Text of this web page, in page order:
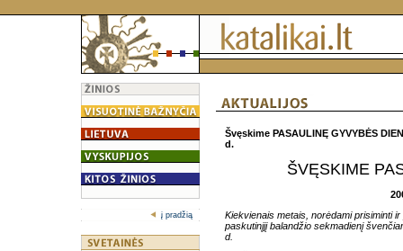
į pradžią
Švęskime PASAULINĘ GYVYBĖS
d.
ŠVĘSKIME
Kiekvienais metais, norėdami prisiminti
paskutinįjį balandžio sekmadienį
d.